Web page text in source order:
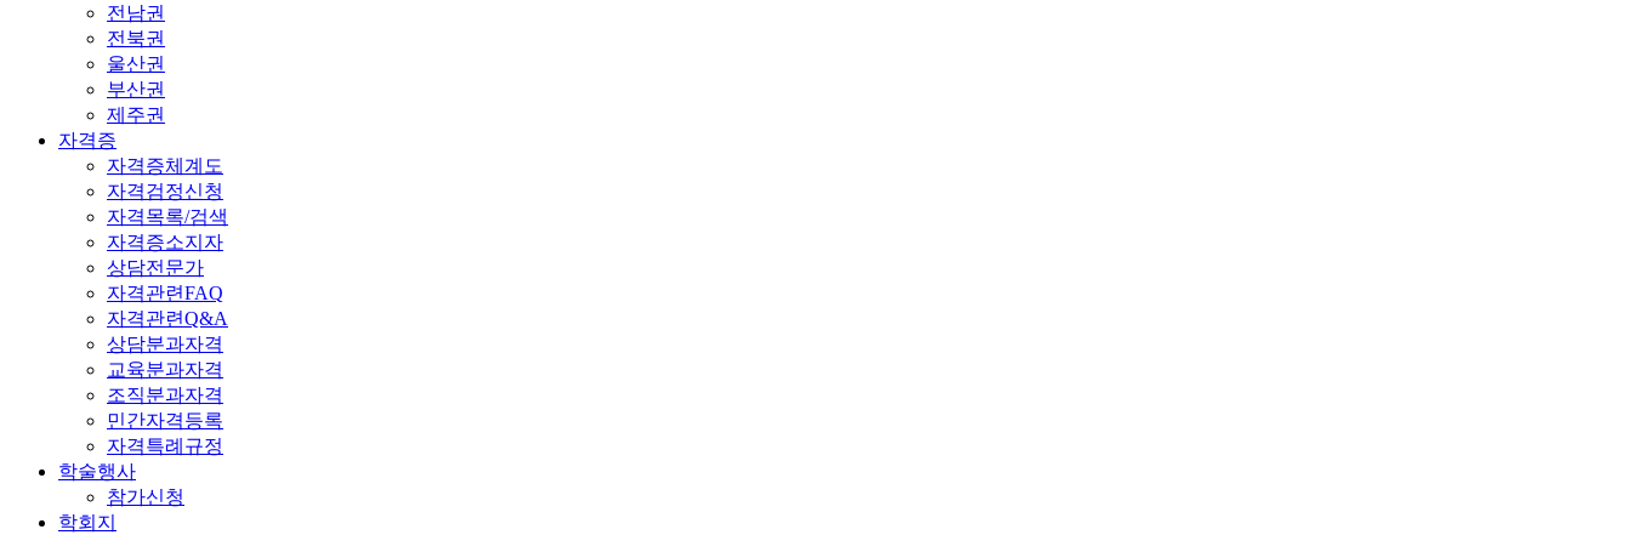
전남권
전북권
울산권
부산권
제주권
자격증
자격증체계도
자격검정신청
자격목록/검색
자격증소지자
상담전문가
자격관련FAQ
자격관련Q&A
상담분과자격
교육분과자격
조직분과자격
민간자격등록
자격특례규정
학술행사
참가신청
학회지